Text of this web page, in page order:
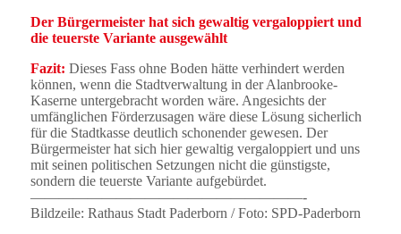
Der Bürgermeister hat sich gewaltig vergaloppiert und
die teuerste Variante ausgewählt
Fazit: Dieses Fass ohne Boden hätte verhindert werden
können, wenn die Stadtverwaltung in der Alanbrooke-
Kaserne untergebracht worden wäre. Angesichts der
umfänglichen Förderzusagen wäre diese Lösung sicherlich
für die Stadtkasse deutlich schonender gewesen. Der
Bürgermeister hat sich hier gewaltig vergaloppiert und uns
mit seinen politischen Setzungen nicht die günstigste,
sondern die teuerste Variante aufgebürdet.
———————————————————-
Bildzeile: Rathaus Stadt Paderborn / Foto: SPD-Paderborn